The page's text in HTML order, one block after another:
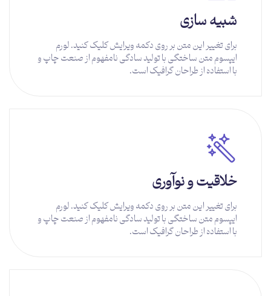
شبیه سازی
برای تغییر این متن بر روی دکمه ویرایش کلیک کنید. لورم
ایپسوم متن ساختگی با تولید سادگی نامفهوم از صنعت چاپ و
با استفاده از طراحان گرافیک است.
خلاقیت و نوآوری
برای تغییر این متن بر روی دکمه ویرایش کلیک کنید. لورم
ایپسوم متن ساختگی با تولید سادگی نامفهوم از صنعت چاپ و
با استفاده از طراحان گرافیک است.